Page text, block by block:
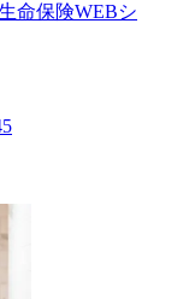
命保険WEBシ